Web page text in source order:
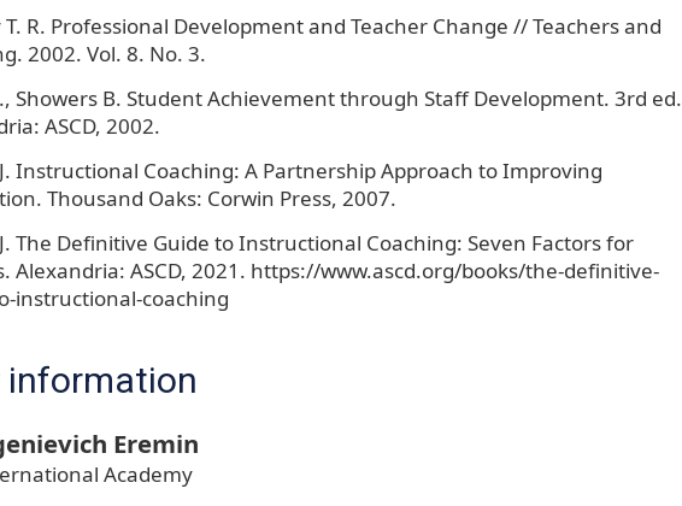
T. R. Professional Development and Teacher Change // Teachers and
2002. Vol. 8. No. 3.
Showers B. Student Achievement through Staff Development. 3rd ed.
ASCD, 2002.
Instructional Coaching: A Partnership Approach to Improving
Thousand Oaks: Corwin Press, 2007.
The Definitive Guide to Instructional Coaching: Seven Factors for
Alexandria: ASCD, 2021. https://www.ascd.org/books/the-definitive-
instructional-coaching
information
Eremin
Academy